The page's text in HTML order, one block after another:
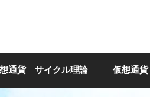
場観
通貨 サイクル理論 仮想通貨